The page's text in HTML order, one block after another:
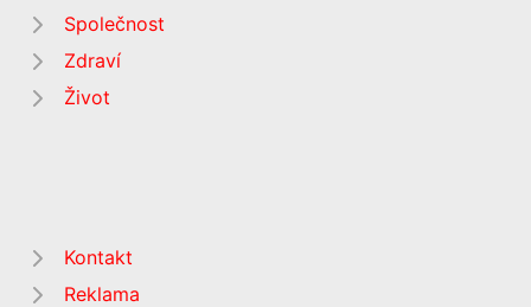
Společnost
Zdraví
Život
Kontakt
Reklama